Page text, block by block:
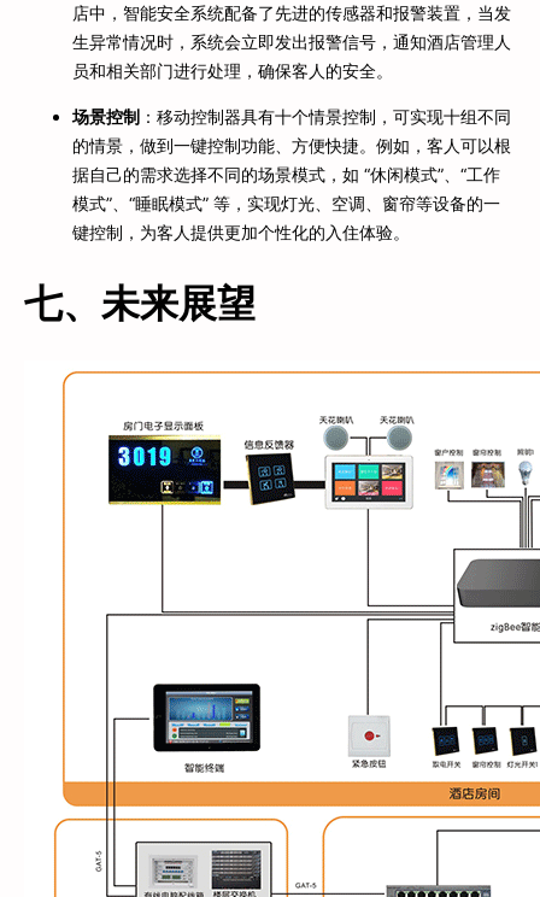
店中，智能安全系统配备了先进的传感器和报警装置，当发
生异常情况时，系统会立即发出报警信号，通知酒店管理人
员和相关部门进行处理，确保客人的安全。
场景控制 ：移动控制器具有十个情景控制，可实现十组不同
的情景，做到一键控制功能、方便快捷。例如，客人可以根
据自己的需求选择不同的场景模式，如 “休闲模式”、“工作
模式”、“睡眠模式” 等，实现灯光、空调、窗帘等设备的一
键控制，为客人提供更加个性化的入住体验。
七、未来展望